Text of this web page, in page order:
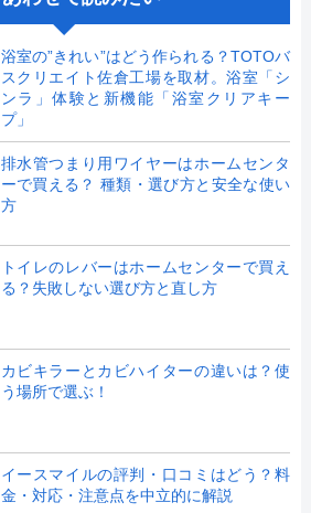
浴室の”きれい”はどう作られる？TOTOバ
スクリエイト佐倉工場を取材。浴室「シ
ンラ」体験と新機能「浴室クリアキー
プ」
排水管つまり用ワイヤーはホームセンタ
ーで買える？ 種類・選び方と安全な使い
方
トイレのレバーはホームセンターで買え
る？失敗しない選び方と直し方
カビキラーとカビハイターの違いは？使
う場所で選ぶ！
イースマイルの評判・口コミはどう？料
金・対応・注意点を中立的に解説